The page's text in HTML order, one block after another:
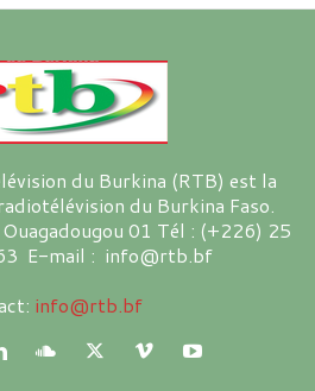
du Burkina (RTB) est la
du Burkina Faso.
01 Tél : (+226) 25
E-mail : info@rtb.bf
info@rtb.bf